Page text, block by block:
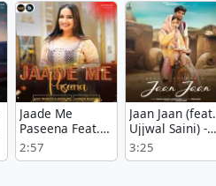
Jaade Me
Paseena Feat.
Aarohi Raghav -
Anjali99 mp3
2:57
Jaan Jaan (feat.
Ujjwal Saini) -
Renuka Panwar
Mp3
3:25